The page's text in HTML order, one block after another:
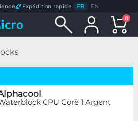
Expédition rapide FR / EN
0
CPU Core 1 Argent